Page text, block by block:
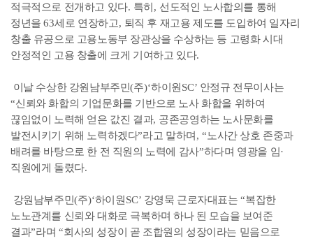
적극적으로 전개하고 있다. 특히 , 선도적인 노사합의를 통해
정년을63세로 연장하고, 퇴직 후 재고용 제도를 도입하여 일자리
창출 유공으로 고용노동부 장관상을 수상하는 등 고령화 시대
안정적인 고용 창출에 크게 기여하고 있다.
이날 수상한 강원남부주민(주)‘하이원 SC’ 안정규 전무이사는
“신뢰와 화합의 기업문화를 기반으로 노사 화합을 위하여
끊임없이 노력해 얻은 값진 결과, 공존공영하는 노사문화를
발전시키기 위해 노력하겠다”라고 말하며 , “노사간 상호 존중과
배려를 바탕으로 한 전 직원의 노력에 감사”하다며 영광을 임·
직원에게 돌렸다.
강원남부주민(주)‘하이원 SC’ 강영묵 근로자대표는“복잡한
노노관계를 신뢰와 대화로 극복하며 하나 된 모습을 보여준
결과”라며“회사의 성장이 곧 조합원의 성장이라는 믿음으로